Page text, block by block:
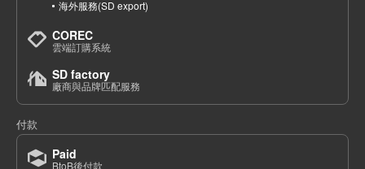
海外服務(SD export)
COREC
雲端訂購系統
SD factory
廠商與品牌匹配服務
付款
Paid
BtoB後付款